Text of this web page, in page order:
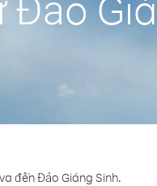
đến Đảo Giáng Sinh.